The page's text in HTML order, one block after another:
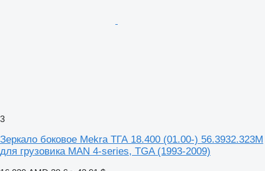
3
Зеркало боковое Mekra ТГА 18.400 (01.00-) 56.3932.323M
для грузовика MAN 4-series, TGA (1993-2009)